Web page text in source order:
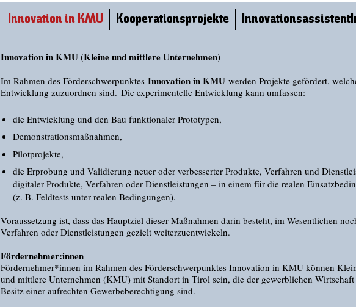
Innovation in KMU Kooperationsprojekte
Innovation in KMU (Kleine und mittlere Unternehmen)
Im Rahmen des FörderschwerpunktesInnovation in KMUwerden Projekte gefördert,
Entwicklung zuzuordnen sind. Die experimentelle Entwicklung kann umfassen:
die Entwicklung und den Bau funktionaler Prototypen,
Demonstrationsmaßnahmen,
Pilotprojekte,
die Erprobung und Validierung neuer oder verbesserter Produkte, Verfahren und
digitaler Produkte, Verfahren oder Dienstleistungen – in einem für die realen
(z. B. Feldtests unter realen Bedingungen).
Voraussetzung ist, dass das Hauptziel dieser Maßnahmen darin besteht, im Wesentlichen
Verfahren oder Dienstleistungen gezielt weiterzuentwickeln.
Fördernehmer:innen
Fördernehmer*innen im Rahmen des Förderschwerpunktes Innovation in KMU können
und mittlere Unternehmen (KMU) mit Standort in Tirol sein, die der gewerblichen
Besitz einer aufrechten Gewerbeberechtigung sind.